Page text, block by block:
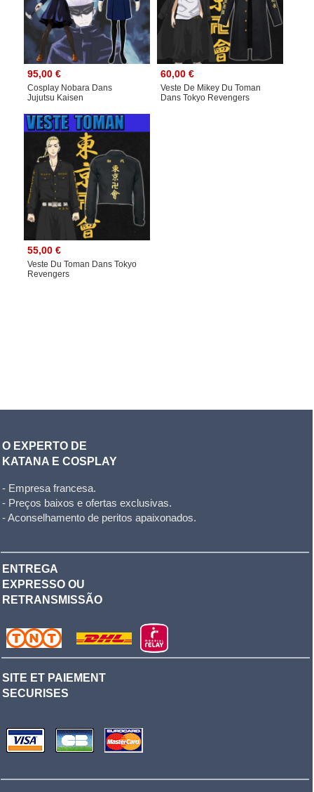
95,00 €
Cosplay Nobara Dans
Jujutsu Kaisen
60,00 €
Veste De Mikey Du Toman
Dans Tokyo Revengers
55,00 €
Veste Du Toman Dans Tokyo
Revengers
O EXPERTO DE
KATANA E COSPLAY
- Empresa francesa.
- Preços baixos e ofertas exclusivas.
- Aconselhamento de peritos apaixonados.
ENTREGA
EXPRESSO OU
RETRANSMISSÃO
SITE ET PAIEMENT
SECURISES